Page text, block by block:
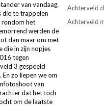
van vandaag.
die te trappelen
rondom het
werden de
dan maar om met
die in zijn nopjes
tegen
3 gespeeld
zo liepen we om
van
dat het toch
om de laatste
Achterveld
Achterveld